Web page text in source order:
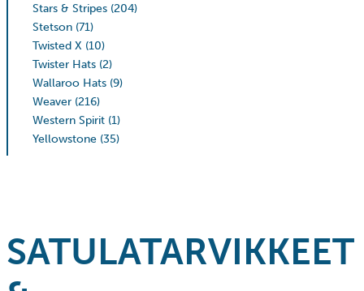
Stars & Stripes (204)
Stetson (71)
Twisted X (10)
Twister Hats (2)
Wallaroo Hats (9)
Weaver (216)
Western Spirit (1)
Yellowstone (35)
SATULATARVIKKEET